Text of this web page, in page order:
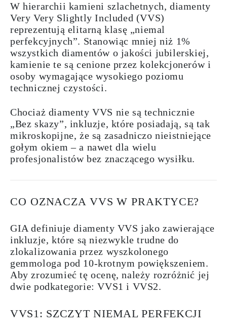
W hierarchii kamieni szlachetnych, diamenty
Very Very Slightly Included (VVS)
reprezentują elitarną klasę „niemal
perfekcyjnych”. Stanowiąc mniej niż 1%
wszystkich diamentów o jakości jubilerskiej,
kamienie te są cenione przez kolekcjonerów i
osoby wymagające wysokiego poziomu
technicznej czystości.
Chociaż diamenty VVS nie są technicznie
„Bez skazy”, inkluzje, które posiadają, są tak
mikroskopijne, że są zasadniczo nieistniejące
gołym okiem – a nawet dla wielu
profesjonalistów bez znaczącego wysiłku.
CO OZNACZA VVS W PRAKTYCE?
GIA definiuje diamenty VVS jako zawierające
inkluzje, które są niezwykle trudne do
zlokalizowania przez wyszkolonego
gemmologa pod 10-krotnym powiększeniem.
Aby zrozumieć tę ocenę, należy rozróżnić jej
dwie podkategorie: VVS1 i VVS2.
VVS1: SZCZYT NIEMAL PERFEKCJI